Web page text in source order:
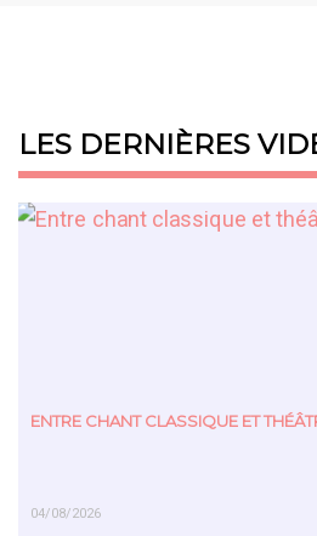
LES DERNIÈRES
ENTRE CHANT CLASSIQUE ET
04/08/2026